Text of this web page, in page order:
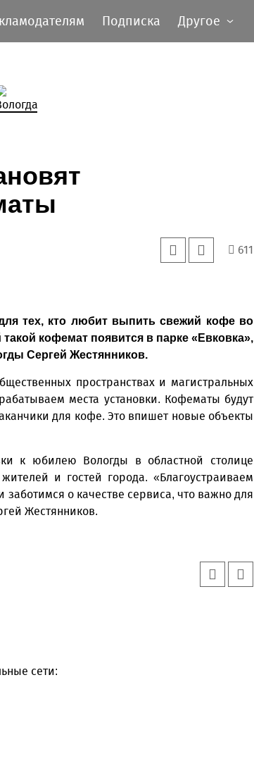
Подписка Другое
611
тех, кто любит выпить свежий кофе во
кофемат появится в парке «Евковка»,
Сергей Жестянников.
пространствах и магистральных
места установки. Кофематы будут
для кофе. Это впишет новые объекты
к юбилею Вологды в областной столице
и гостей города. «Благоустраиваем
о качестве сервиса, что важно для
Жестянников.
сети: